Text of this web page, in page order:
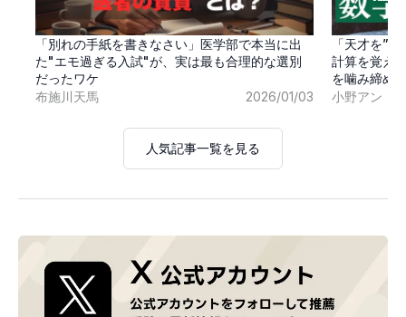
「別れの手紙を書きなさい」医学部で本当に出
た"エモ過ぎる入試"が、実は最も合理的な選別
だったワケ
布施川天馬
2026/01/03
「天才を”
計算を覚え
を噛み締め
小野アン
人気記事一覧を見る